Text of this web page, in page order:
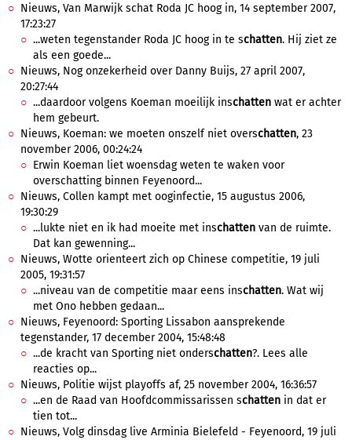
Nieuws, Van Marwijk schat Roda JC hoog in, 14 september 2007,
17:23:27
...weten tegenstander Roda JC hoog in te schatten. Hij ziet ze
als een goede...
Nieuws, Nog onzekerheid over Danny Buijs, 27 april 2007,
20:27:44
...daardoor volgens Koeman moeilijk inschatten wat er achter
hem gebeurt.
Nieuws, Koeman: we moeten onszelf niet overschatten, 23
november 2006, 00:24:24
Erwin Koeman liet woensdag weten te waken voor
overschatting binnen Feyenoord...
Nieuws, Collen kampt met ooginfectie, 15 augustus 2006,
19:30:29
...lukte niet en ik had moeite met inschatten van de ruimte.
Dat kan gewenning...
Nieuws, Wotte orienteert zich op Chinese competitie, 19 juli
2005, 19:31:57
...niveau van de competitie maar eens inschatten. Wat wij
met Ono hebben gedaan...
Nieuws, Feyenoord: Sporting Lissabon aansprekende
tegenstander, 17 december 2004, 15:48:48
...de kracht van Sporting niet onderschatten?. Lees alle
reacties op...
Nieuws, Politie wijst playoffs af, 25 november 2004, 16:36:57
...en de Raad van Hoofdcommissarissen schatten in dat er
tien tot...
Nieuws, Volg dinsdag live Arminia Bielefeld - Feyenoord, 19 juli